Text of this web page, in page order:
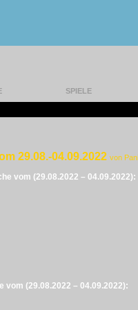
SPIELE
29.08.-04.09.2022 von
vom (29.08.2022 – 04.09.2022):
vom (29.08.2022 – 04.09.2022):